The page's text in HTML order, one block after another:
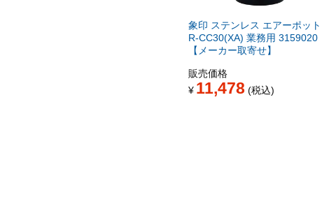
象印 ステンレス エアーポッ
R-CC30(XA) 業務用 3159020
【メーカー取寄せ】
販売価格
¥ 11,478 税込